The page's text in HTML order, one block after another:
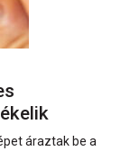
áraztak be a